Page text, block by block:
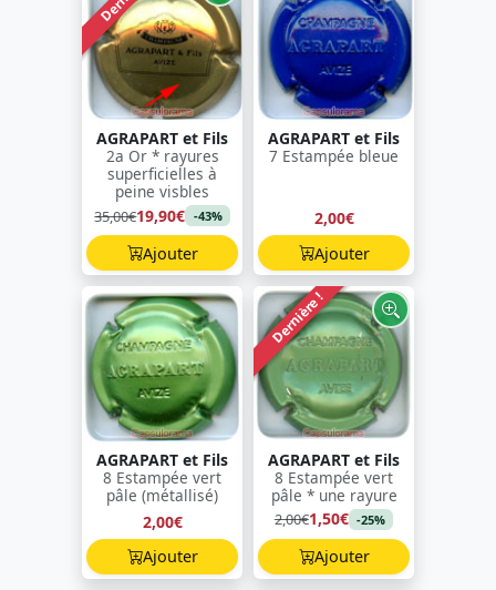
AGRAPART et Fils
2a Or * rayures
superficielles à
peine visbles
35,00€19,90€ -43%
Ajouter
AGRAPART et Fils
7 Estampée bleue
2,00€
Ajouter
AGRAPART et Fils
8 Estampée vert
pâle (métallisé)
2,00€
Ajouter
Dernière !
AGRAPART et Fils
8 Estampée vert
pâle * une rayure
2,00€1,50€ -25%
Ajouter